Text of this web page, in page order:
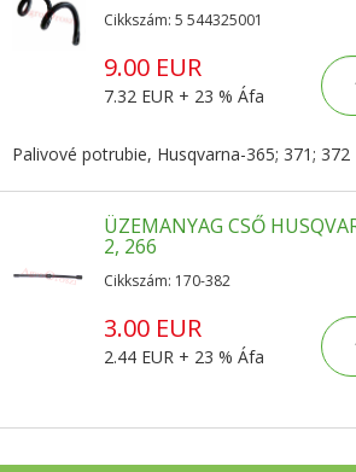
Cikkszám: 5 544325001
9.00 EUR
7.32 EUR + 23 % Áfa
Palivové potrubie, Husqvarna-365; 371; 372
ÜZEMANYAG CSŐ
2, 266
Cikkszám: 170-382
3.00 EUR
2.44 EUR + 23 % Áfa